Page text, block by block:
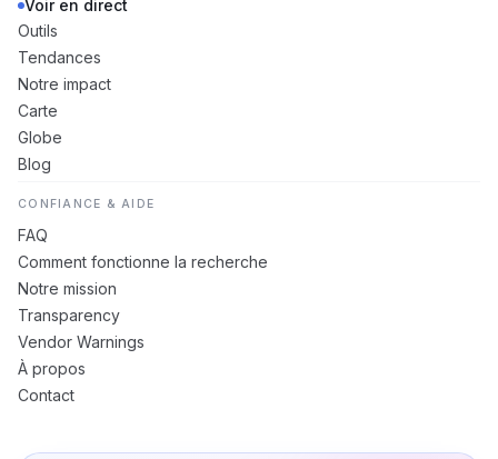
Voir en direct
Outils
Tendances
Notre impact
Carte
Globe
Blog
CONFIANCE & AIDE
FAQ
Comment fonctionne la recherche
Notre mission
Transparency
Vendor Warnings
À propos
Contact